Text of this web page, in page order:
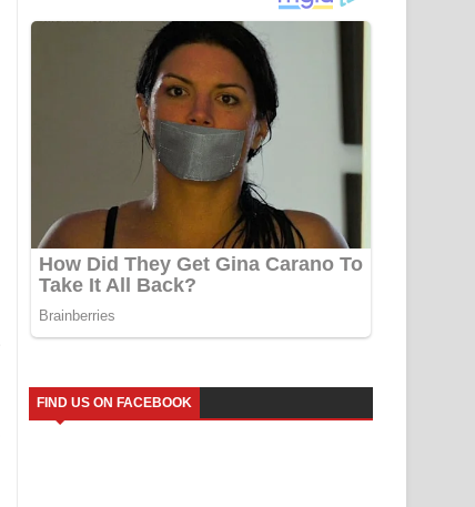
FIND US ON FACEBOOK